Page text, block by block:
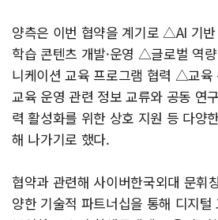
양측은 이번 협약을 계기로 △AI 기
학습 콘텐츠 개발·운영 △글로벌 역
니케이션 교육 프로그램 협력 △교육
교육 운영 관련 정보 교류와 공동 연
력 활성화를 위한 상호 지원 등 다양
해 나가기로 했다.
협약과 관련해 사이버한국외대 문휘
양한 기술적 파트너십을 통해 디지털